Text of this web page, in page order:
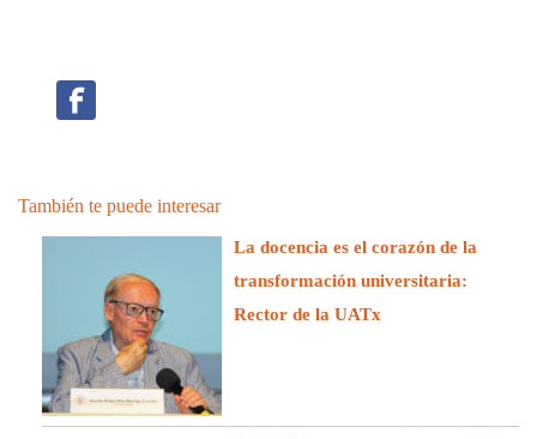
También te puede interesar
La docencia es el corazón de la
transformación universitaria:
Rector de la UATx